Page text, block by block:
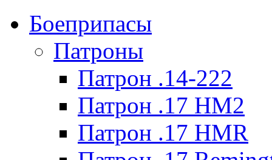
Боеприпасы
Патроны
Патрон .14-222
Патрон .17 HM2
Патрон .17 HMR